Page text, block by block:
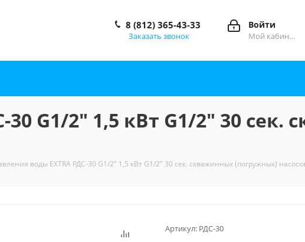
Войти
Мой кабинет
8 (812) 365-43-33
Заказать звонок
G1/2" 1,5 кВт G1/2" 30 сек.
воды EXTRA РДС-30 G1/2" 1,5 кВт G1/2" 30 сек. скважинных (погружных)
Артикул: РДС-30